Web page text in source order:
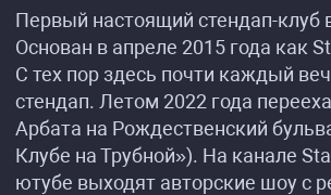
Первый настоящий стендап-клуб
Основан в апреле 2015 года как
С тех пор здесь почти каждый
стендап. Летом 2022 года
Арбата на Рождественский
Клубе на Трубной»). На канале
ютубе выходят авторские шоу с